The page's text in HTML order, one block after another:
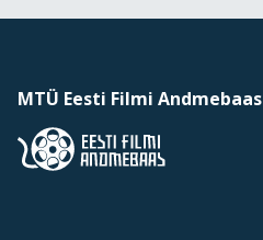
MTÜ Eesti Filmi Andmebaas